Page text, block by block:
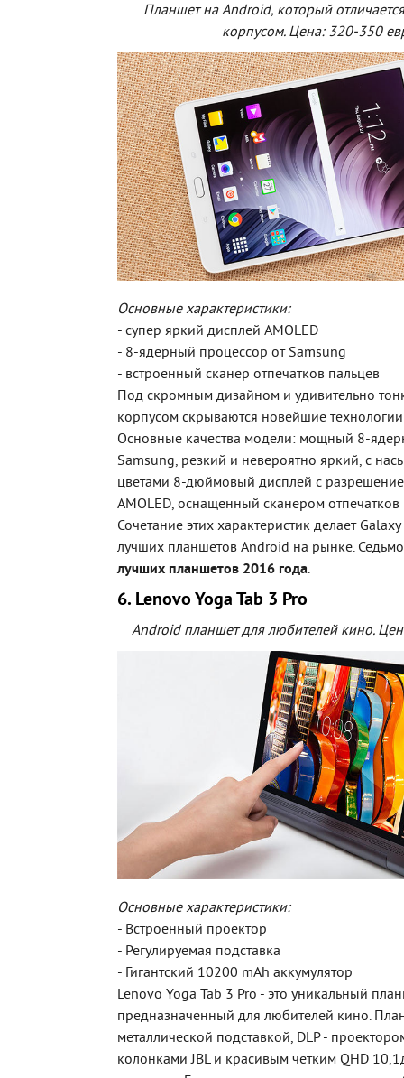
Планшет на Android, который
корпусом. Цена: 320-350
Основные характеристики:
- супер яркий дисплей AMOLED
- 8-ядерный процессор от Samsung
- встроенный сканер отпечатков пальцев
Под скромным дизайном и удивительно
корпусом скрываются новейшие
Основные качества модели: мощный 8-
Samsung, резкий и невероятно яркий, с
цветами 8-дюймовый дисплей с
AMOLED, оснащенный сканером отпечатков
Сочетание этих характеристик делает
лучших планшетов Android на рынке.
лучших планшетов 2016 года.
6. Lenovo Yoga Tab 3 Pro
Android планшет для любителей кино.
Основные характеристики:
- Встроенный проектор
- Регулируемая подставка
- Гигантский 10200 mAh аккумулятор
Lenovo Yoga Tab 3 Pro - это уникальный
предназначенный для любителей кино.
металлической подставкой, DLP -
колонками JBL и красивым четким QHD